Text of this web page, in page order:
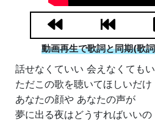
動画再生で歌詞と同期(歌
話せなくていい 会えなくても
ただこの歌を聴いてほしいだけ
あなたの顔や あなたの声が
夢に出る夜はどうすればいいの